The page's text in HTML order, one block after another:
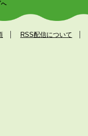
RSS配信について